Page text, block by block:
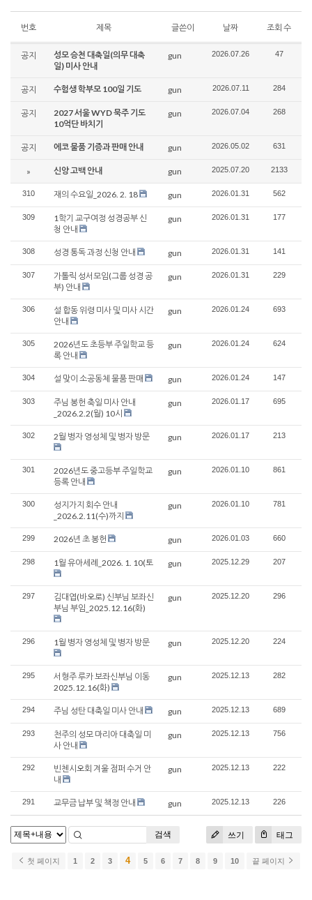
번호 제목 글쓴이 날짜 조회 수
공지
성모 승천 대축일(의무 대축
일) 미사 안내
gun 2026.07.26 47
공지 수험생 학부모 100일 기도 gun 2026.07.11 284
공지
2027 서울 WYD 묵주 기도
10억단 바치기
gun 2026.07.04 268
공지 에코 물품 기증과 판매 안내 gun 2026.05.02 631
» 신앙 고백 안내 gun 2025.07.20 2133
310 재의 수요일_2026. 2. 18 gun 2026.01.31 562
309
1학기 교구여정 성경공부 신
청 안내
gun 2026.01.31 177
308 성경 통독 과정 신청 안내 gun 2026.01.31 141
307
가톨릭 성서모임(그룹 성경 공
부) 안내
gun 2026.01.31 229
306
설 합동 위령 미사 및 미사 시간
안내
gun 2026.01.24 693
305
2026년도 초등부 주일학교 등
록 안내
gun 2026.01.24 624
304 설 맞이 소공동체 물품 판매 gun 2026.01.24 147
303
주님 봉헌 축일 미사 안내
_2026.2.2(월) 10시
gun 2026.01.17 695
302 2월 병자 영성체 및 병자 방문 gun 2026.01.17 213
301
2026년도 중고등부 주일학교
등록 안내
gun 2026.01.10 861
300
성지가지 회수 안내
_2026.2.11(수)까지
gun 2026.01.10 781
299 2026년 초 봉헌 gun 2026.01.03 660
298 1월 유아세례_2026. 1. 10(토 gun 2025.12.29 207
297
김대엽(바오로) 신부님 보좌신
부님 부임_2025.12.16(화)
gun 2025.12.20 296
296 1월 병자 영성체 및 병자 방문 gun 2025.12.20 224
295
서형주 루카 보좌신부님 이동
2025.12.16(화)
gun 2025.12.13 282
294 주님 성탄 대축일 미사 안내 gun 2025.12.13 689
293
천주의 성모 마리아 대축일 미
사 안내
gun 2025.12.13 756
292
빈첸시오회 겨울 점퍼 수거 안
내
gun 2025.12.13 222
291 교무금 납부 및 책정 안내 gun 2025.12.13 226
쓰기 태그
검색
첫 페이지 1 2 3 4 5 6 7 8 9 10 끝 페이지